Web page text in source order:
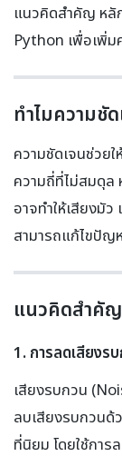
แนวคิดสำคัญ หลั
Python เพื่อเพิ่ม
ทำไมความชั
ความชัดเจนช่วย
ความถี่ที่ไม่สมดุล
อาจทำให้เสียงมั
สามารถแก้ไขปัญ
แนวคิดสำคัญ
1. การลดเสียง
เสียงรบกวน
ลบเสียงรบกวนด้
ที่นิยม โดยใช้ก